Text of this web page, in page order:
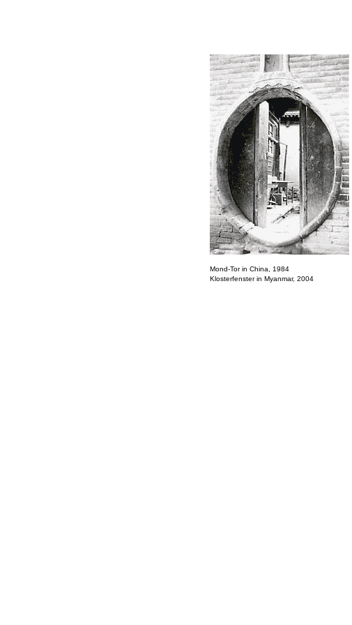
Mond-Tor in China, 1984
Klosterfenster in Myanmar, 2004